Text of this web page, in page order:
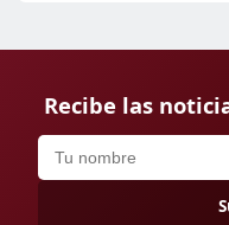
Recibe las